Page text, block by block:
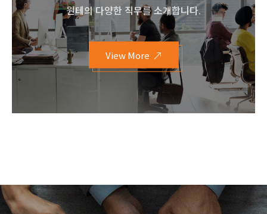
원테의 다양한 직무를 소개합니다.
View More